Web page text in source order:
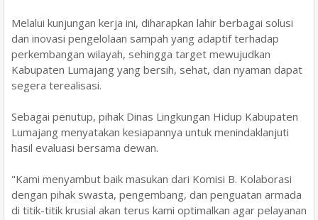
Melalui kunjungan kerja ini, diharapkan lahir berbagai solusi
dan inovasi pengelolaan sampah yang adaptif terhadap
perkembangan wilayah, sehingga target mewujudkan
Kabupaten Lumajang yang bersih, sehat, dan nyaman dapat
segera terealisasi.
Sebagai penutup, pihak Dinas Lingkungan Hidup Kabupaten
Lumajang menyatakan kesiapannya untuk menindaklanjuti
hasil evaluasi bersama dewan.
"Kami menyambut baik masukan dari Komisi B. Kolaborasi
dengan pihak swasta, pengembang, dan penguatan armada
di titik-titik krusial akan terus kami optimalkan agar pelayanan